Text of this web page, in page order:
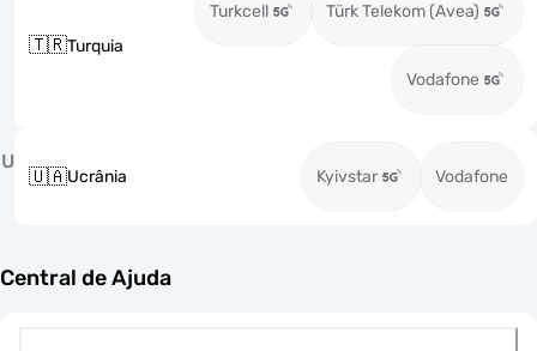
🇹🇷Turquia
Turkcell Türk Telekom (Avea)
Vodafone
U
🇺🇦Ucrânia Kyivstar Vodafone
Central de Ajuda